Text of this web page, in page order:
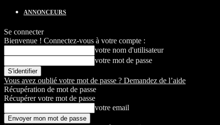
ANNONCEURS
Se connecter
Bienvenue ! Connectez-vous à votre compte :
votre nom d'utilisateur
votre mot de passe
Vous avez oublié votre mot de passe ? Demandez de l’aide
Récupération de mot de passe
Récupérer votre mot de passe
votre email